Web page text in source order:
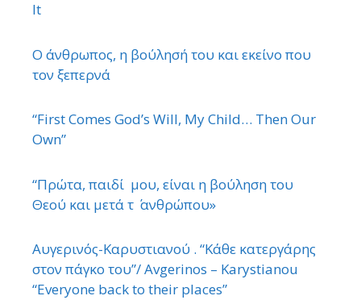
It
Ο άνθρωπος, η βούλησή του και εκείνο που
τον ξεπερνά
“First Comes God’s Will, My Child… Then Our
Own”
“Πρώτα, παιδί μου, είναι η βούληση του
Θεού και μετά τ ΄ ανθρώπου»
Αυγερινός-Καρυστιανού . “Κάθε κατεργάρης
στον πάγκο του”/ Avgerinos – Karystianou
“Εveryone back to their places”